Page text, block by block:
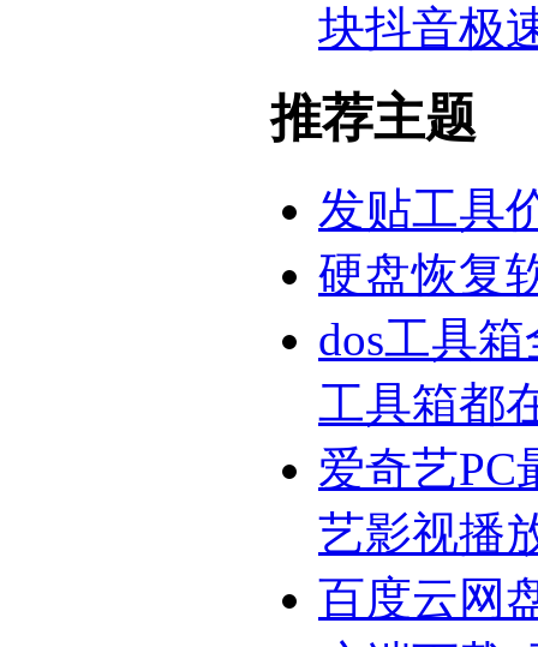
块抖音极
推荐主题
发贴工具
硬盘恢复
dos工具
工具箱都
爱奇艺PC
艺影视播
百度云网